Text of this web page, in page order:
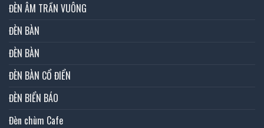
ĐÈN ÂM TRẦN VUÔNG
ĐÈN BÀN
ĐÈN BÀN
ĐÈN BÀN CỔ ĐIỂN
ĐÈN BIỂN BÁO
Đèn chùm Cafe